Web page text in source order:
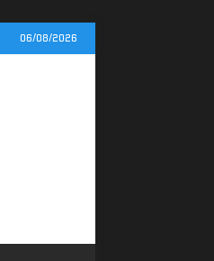
06/08/2026